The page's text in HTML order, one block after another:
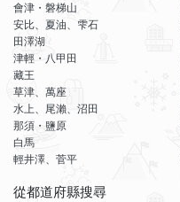
會津・磐梯山
安比、夏油、雫石
田澤湖
津輕・八甲田
藏王
草津、萬座
水上、尾瀨、沼田
那須・鹽原
白馬
輕井澤、菅平
從都道府縣搜尋